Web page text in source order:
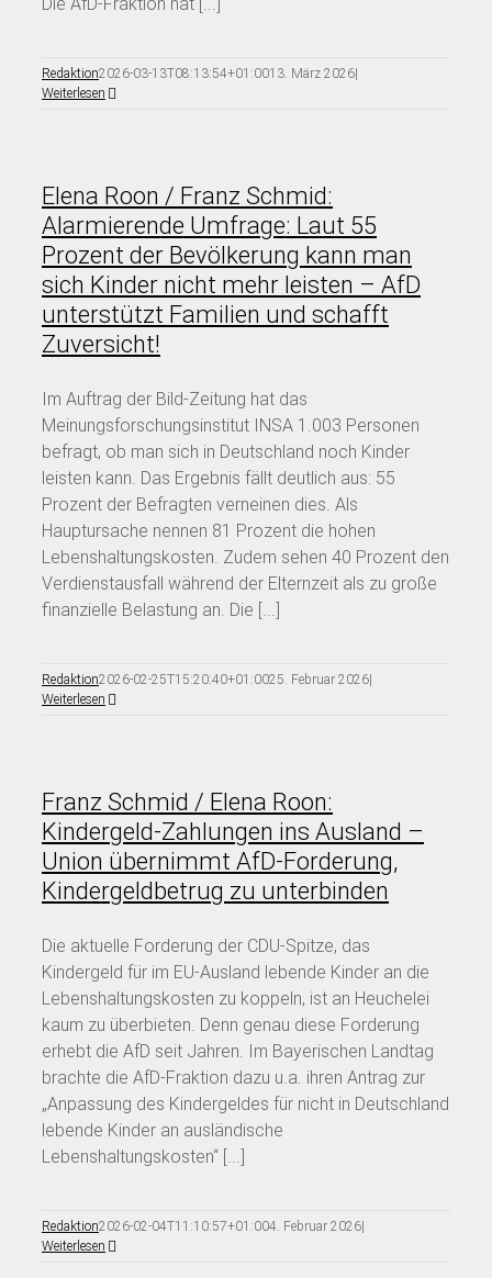
Redaktion2026-03-13T08:13:54+01:0013. März 2026|
Weiterlesen
Elena Roon / Franz Schmid:
Alarmierende Umfrage: Laut 55
Prozent der Bevölkerung kann man
sich Kinder nicht mehr leisten – AfD
unterstützt Familien und schafft
Zuversicht!
Im Auftrag der Bild-Zeitung hat das
Meinungsforschungsinstitut INSA 1.003 Personen
befragt, ob man sich in Deutschland noch Kinder
leisten kann. Das Ergebnis fällt deutlich aus: 55
Prozent der Befragten verneinen dies. Als
Hauptursache nennen 81 Prozent die hohen
Lebenshaltungskosten. Zudem sehen 40 Prozent den
Verdienstausfall während der Elternzeit als zu große
finanzielle Belastung an. Die [...]
Redaktion2026-02-25T15:20:40+01:0025. Februar 2026|
Weiterlesen
Franz Schmid / Elena Roon:
Kindergeld-Zahlungen ins Ausland –
Union übernimmt AfD-Forderung,
Kindergeldbetrug zu unterbinden
Die aktuelle Forderung der CDU-Spitze, das
Kindergeld für im EU-Ausland lebende Kinder an die
Lebenshaltungskosten zu koppeln, ist an Heuchelei
kaum zu überbieten. Denn genau diese Forderung
erhebt die AfD seit Jahren. Im Bayerischen Landtag
brachte die AfD-Fraktion dazu u.a. ihren Antrag zur
„Anpassung des Kindergeldes für nicht in Deutschland
lebende Kinder an ausländische
Lebenshaltungskosten“ [...]
Redaktion2026-02-04T11:10:57+01:004. Februar 2026|
Weiterlesen